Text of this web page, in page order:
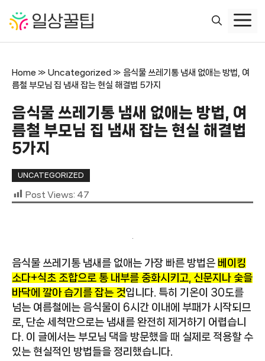
Home » Uncategorized » 음식물 쓰레기통 냄새 없애는 방법, 여
름철 부모님 집 냄새 잡는 현실 해결법 5가지
음식물 쓰레기통 냄새 없애는 방법, 여
름철 부모님 집 냄새 잡는 현실 해결법
5가지
UNCATEGORIZED
Post Views: 47
음식물 쓰레기통 냄새를 없애는 가장 빠른 방법은 베이킹
소다+식초 조합으로 통 내부를 중화시키고, 신문지나 숯을
바닥에 깔아 습기를 잡는 것입니다. 특히 기온이 30도를
넘는 여름철에는 음식물이 6시간 이내에 부패가 시작되므
로, 단순 세척만으로는 냄새를 완전히 제거하기 어렵습니
다. 이 글에서는 부모님 댁을 방문했을 때 실제로 적용할 수
있는 현실적인 방법들을 정리했습니다.